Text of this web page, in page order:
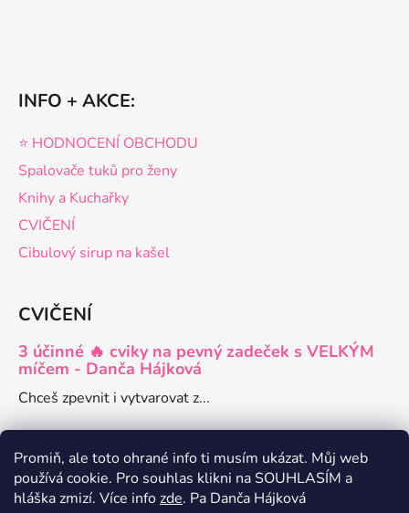
Promiň, ale toto ohrané info ti musím ukázat. Můj web
používá cookie. Pro souhlas klikni na SOUHLASÍM a
hláška zmizí. Více infozde. Pa Danča Hájková
INFO + AKCE:
⭐️ HODNOCENÍ OBCHODU
Spalovače tuků pro ženy
Knihy a Kuchařky
CVIČENÍ
Cibulový sirup na kašel
CVIČENÍ
3 účinné 🔥 cviky na pevný zadeček s VELKÝM
míčem - Danča Hájková
Chceš zpevnit i vytvarovat z...
Danča členství pro ženy